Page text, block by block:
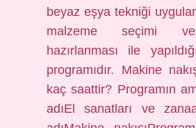
beyaz eşya tekniği
malzeme seçimi
hazırlanması ile
programıdır. Makine
kaç saattir? Programın
adıEl sanatları ve